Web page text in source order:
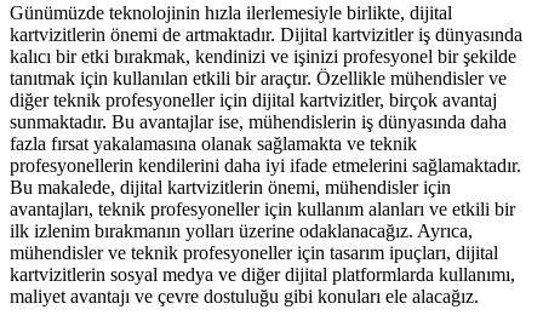
Günümüzde teknolojinin hızla ilerlemesiyle birlikte, dijital
kartvizitlerin önemi de artmaktadır. Dijital kartvizitler iş dünyasında
kalıcı bir etki bırakmak, kendinizi ve işinizi profesyonel bir şekilde
tanıtmak için kullanılan etkili bir araçtır. Özellikle mühendisler ve
diğer teknik profesyoneller için dijital kartvizitler, birçok avantaj
sunmaktadır. Bu avantajlar ise, mühendislerin iş dünyasında daha
fazla fırsat yakalamasına olanak sağlamakta ve teknik
profesyonellerin kendilerini daha iyi ifade etmelerini sağlamaktadır.
Bu makalede, dijital kartvizitlerin önemi, mühendisler için
avantajları, teknik profesyoneller için kullanım alanları ve etkili bir
ilk izlenim bırakmanın yolları üzerine odaklanacağız. Ayrıca,
mühendisler ve teknik profesyoneller için tasarım ipuçları, dijital
kartvizitlerin sosyal medya ve diğer dijital platformlarda kullanımı,
maliyet avantajı ve çevre dostuluğu gibi konuları ele alacağız.